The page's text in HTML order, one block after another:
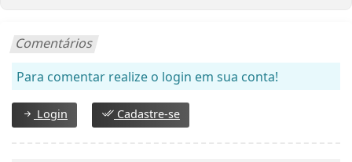
Comentários
Para comentar realize o login em sua conta!
Login Cadastre-se